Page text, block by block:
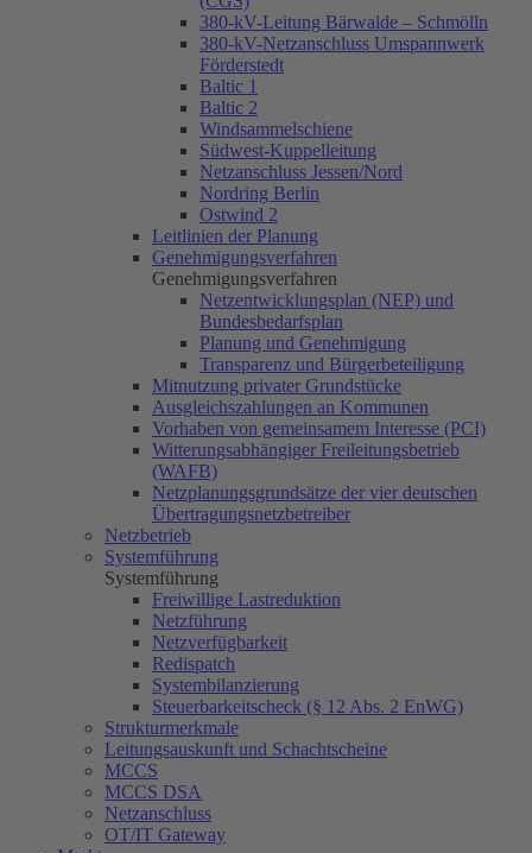
380-kV-Leitung Bärwalde – Schmölln
380-kV-Netzanschluss Umspannwerk
Förderstedt
Baltic 1
Baltic 2
Windsammelschiene
Südwest-Kuppelleitung
Netzanschluss Jessen/Nord
Nordring Berlin
Ostwind 2
Leitlinien der Planung
Genehmigungsverfahren
Genehmigungsverfahren
Netzentwicklungsplan (NEP) und
Bundesbedarfsplan
Planung und Genehmigung
Transparenz und Bürgerbeteiligung
Mitnutzung privater Grundstücke
Ausgleichszahlungen an Kommunen
Vorhaben von gemeinsamem Interesse (PCI)
Witterungsabhängiger Freileitungsbetrieb
(WAFB)
Netzplanungsgrundsätze der vier deutschen
Übertragungsnetzbetreiber
Netzbetrieb
Systemführung
Systemführung
Freiwillige Lastreduktion
Netzführung
Netzverfügbarkeit
Redispatch
Systembilanzierung
Steuerbarkeitscheck (§ 12 Abs. 2 EnWG)
Strukturmerkmale
Leitungsauskunft und Schachtscheine
MCCS
MCCS DSA
Netzanschluss
OT/IT Gateway